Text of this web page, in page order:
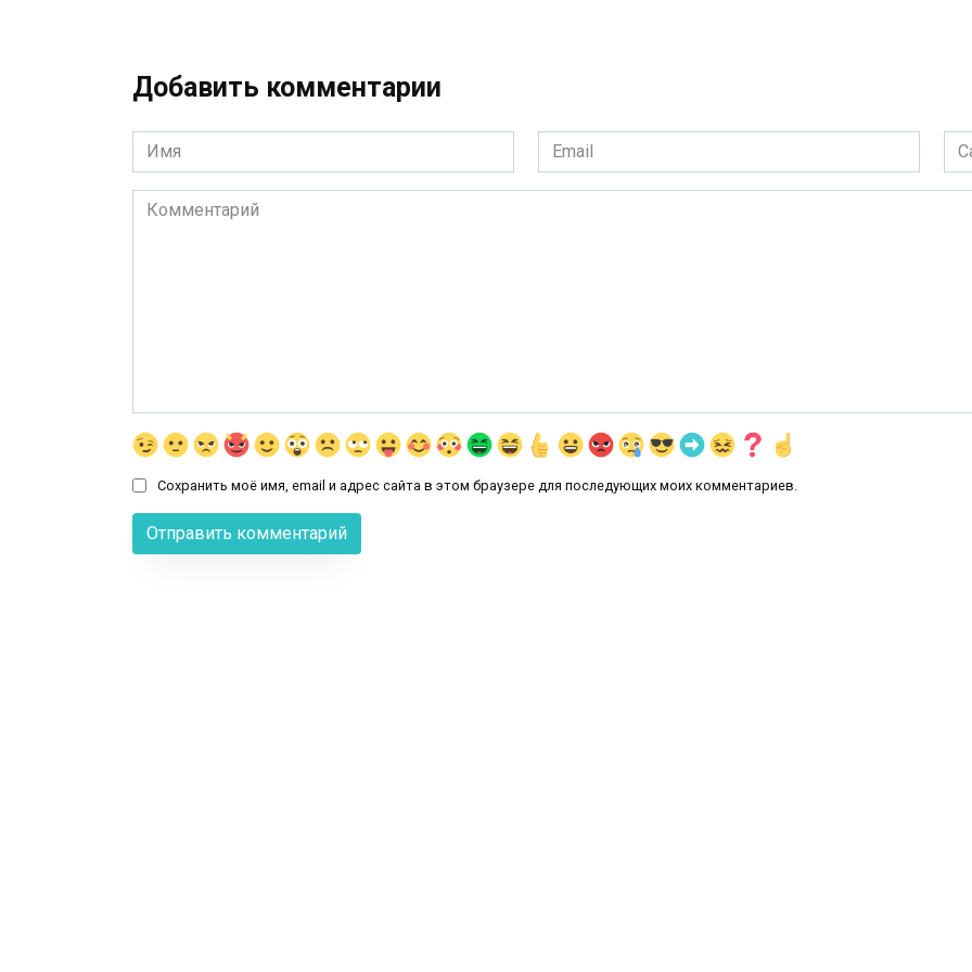
Добавить комментарии
Имя
*
Email
*
Комментарий
Сохранить моё имя, email и адрес сайта в этом браузере для последующих моих комментариев.